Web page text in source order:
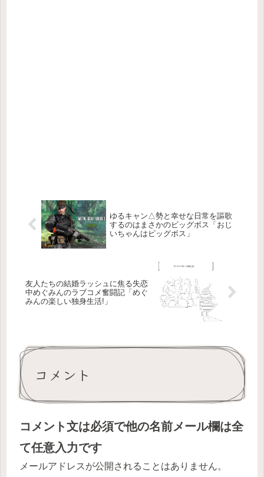
ゆるキャン△勢と幸せな日常を謳歌
するのはまさかのビッグボス「おじ
いちゃんはビッグボス」
友人たちの結婚ラッシュに焦る失恋
中めぐみんのラブコメ奮闘記「めぐ
みんの楽しい独身生活!」
コメント
コメント文は必須で他の名前メール欄は全
て任意入力です
メールアドレスが公開されることはありません。